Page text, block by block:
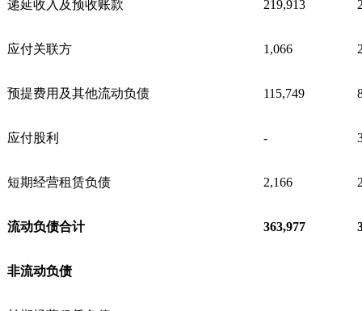
递延收入及预收账款 219,913
应付关联方 1,066
预提费用及其他流动负债 115,749
应付股利 -
短期经营租赁负债 2,166
流动负债合计 363,977
非流动负债